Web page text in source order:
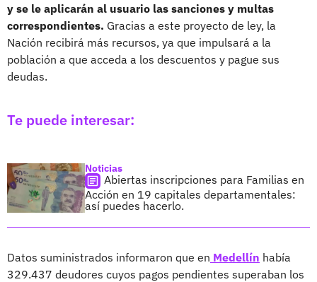
y se le aplicarán al usuario las sanciones y multas
correspondientes. Gracias a este proyecto de ley, la
Nación recibirá más recursos, ya que impulsará a la
población a que acceda a los descuentos y pague sus
deudas.
Te puede interesar:
Noticias
Abiertas inscripciones para Familias en
Acción en 19 capitales departamentales:
así puedes hacerlo.
Datos suministrados informaron que en Medellín había
329.437 deudores cuyos pagos pendientes superaban los